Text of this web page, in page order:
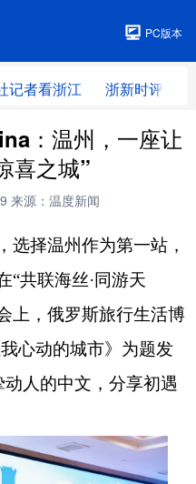
PC版本
记者看浙江 浙新时评
：温州，一座让
喜之城”
来源：温度新闻
择温州作为第一站，
“共联海丝·同游天
上，俄罗斯旅行生活博
心动的城市》为题发
人的中文，分享初遇